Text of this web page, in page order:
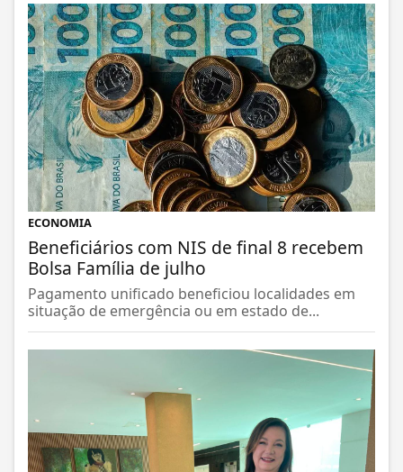
ECONOMIA
Beneficiários com NIS de final 8 recebem
Bolsa Família de julho
Pagamento unificado beneficiou localidades em
situação de emergência ou em estado de...